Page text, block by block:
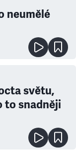
neumělé
světu,
to snadněji